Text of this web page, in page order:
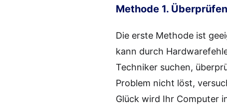
Methode 1.
Die erste Methode ist
kann durch
Techniker suchen,
Problem nicht löst,
Glück wird Ihr Computer